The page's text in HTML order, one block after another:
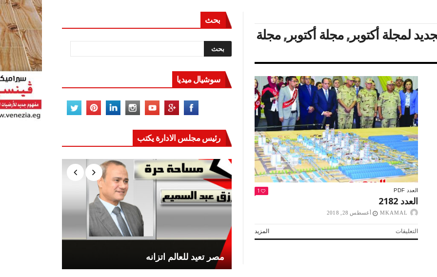
لمجلة أكتوبر,مجلة أكتوبر,مجلة
العدد PDF 1
العدد 2182
MKAMAL أغسطس 28, 2018
المزيد التعليقاتعلى
العدد
بحث
سوشيال ميديا
رئيس مجلس الادارة يكتب
مصر تعيد للعالم اتزانه